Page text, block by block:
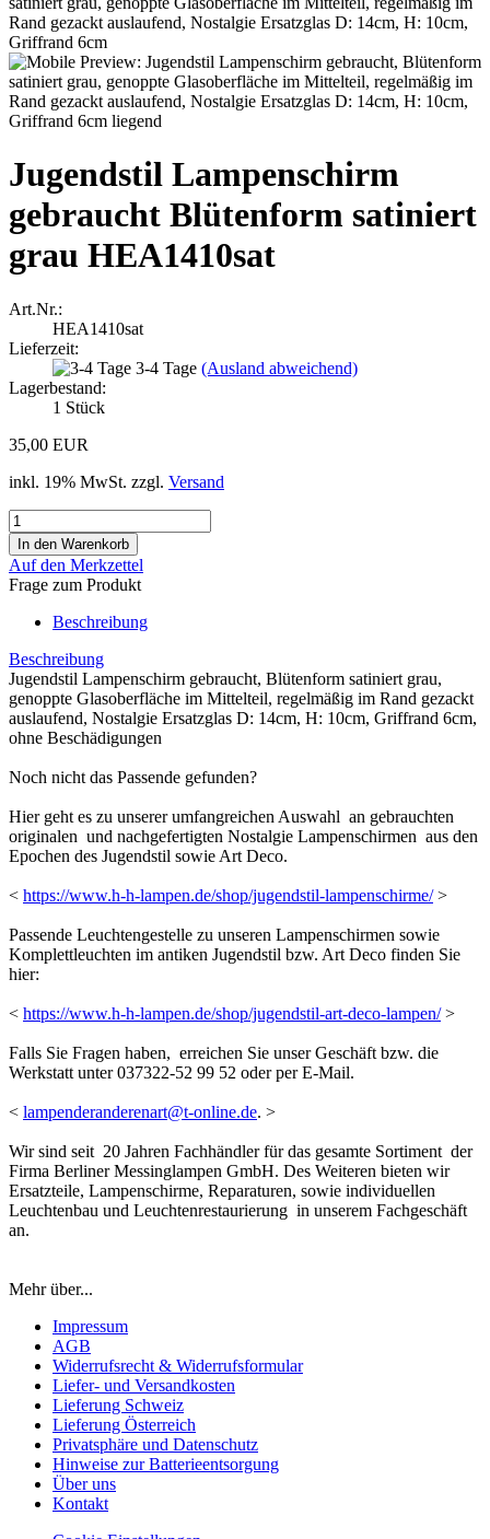
Jugendstil Lampenschirm
gebraucht Blütenform satiniert
grau HEA1410sat
Art.Nr.:
HEA1410sat
Lieferzeit:
3-4 Tage (Ausland abweichend)
Lagerbestand:
1 Stück
35,00 EUR
inkl. 19% MwSt. zzgl. Versand
Auf den Merkzettel
Frage zum Produkt
Beschreibung
Beschreibung
Jugendstil Lampenschirm gebraucht, Blütenform satiniert grau,
genoppte Glasoberfläche im Mittelteil, regelmäßig im Rand gezackt
auslaufend, Nostalgie Ersatzglas D: 14cm, H: 10cm, Griffrand 6cm,
ohne Beschädigungen
Noch nicht das Passende gefunden?
Hier geht es zu unserer umfangreichen Auswahl an gebrauchten
originalen und nachgefertigten Nostalgie Lampenschirmen aus den
Epochen des Jugendstil sowie Art Deco.
< https://www.h-h-lampen.de/shop/jugendstil-lampenschirme/>
Passende Leuchtengestelle zu unseren Lampenschirmen sowie
Komplettleuchten im antiken Jugendstil bzw. Art Deco finden Sie
hier:
< https://www.h-h-lampen.de/shop/jugendstil-art-deco-lampen/>
Falls Sie Fragen haben, erreichen Sie unser Geschäft bzw. die
Werkstatt unter 037322-52 99 52 oder per E-Mail.
< lampenderanderenart@t-online.de. >
Wir sind seit 20 Jahren Fachhändler für das gesamte Sortiment der
Firma Berliner Messinglampen GmbH. Des Weiteren bieten wir
Ersatzteile, Lampenschirme, Reparaturen, sowie individuellen
Leuchtenbau und Leuchtenrestaurierung in unserem Fachgeschäft
an.
Mehr über...
Impressum
AGB
Widerrufsrecht & Widerrufsformular
Liefer- und Versandkosten
Lieferung Schweiz
Lieferung Österreich
Privatsphäre und Datenschutz
Hinweise zur Batterieentsorgung
Über uns
Kontakt